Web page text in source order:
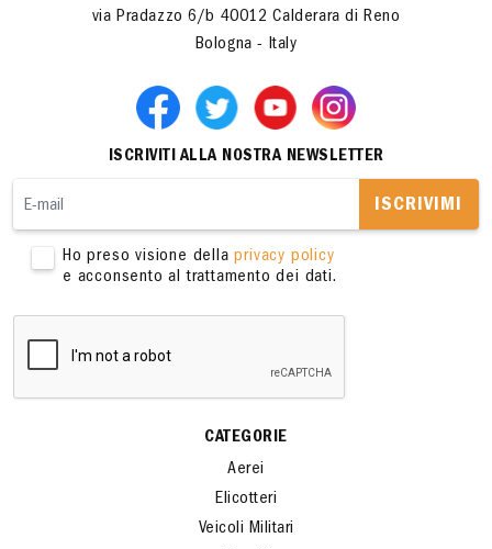
via Pradazzo 6/b 40012 Calderara di Reno
Bologna - Italy
ISCRIVITI ALLA NOSTRA NEWSLETTER
ISCRIVIMI
Ho preso visione dellaprivacy policy
e acconsento al trattamento dei dati.
CATEGORIE
Aerei
Elicotteri
Veicoli Militari